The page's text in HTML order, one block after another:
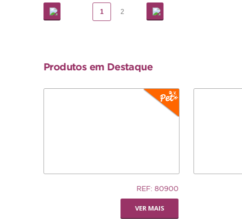
1 2
Produtos em Destaque
REF: 80900
VER MAIS